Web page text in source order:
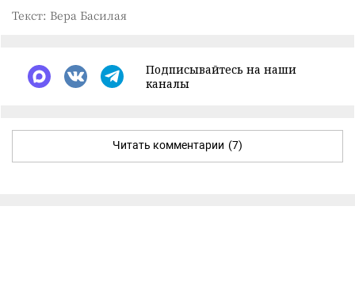
Текст: Вера Басилая
Подписывайтесь на наши
каналы
Читать комментарии (7)